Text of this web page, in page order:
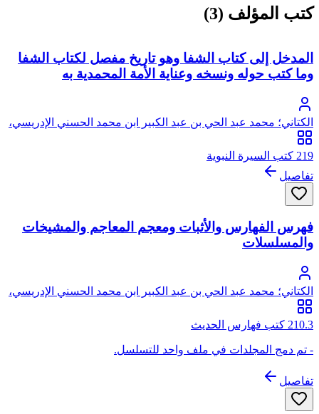
كتب المؤلف (3)
المدخل إلى كتاب الشفا وهو تاريخ مفصل لكتاب الشفا
وما كتب حوله ونسخه وعناية الأمة المحمدية به
الكتاني؛ محمد عبد الحي بن عبد الكبير ابن محمد الحسني الإدريسي،
المعروف بعبد الحي الكتاني
219 كتب السيرة النبوية
تفاصيل
فهرس الفهارس والأثبات ومعجم المعاجم والمشيخات
والمسلسلات
الكتاني؛ محمد عبد الحي بن عبد الكبير ابن محمد الحسني الإدريسي،
المعروف بعبد الحي الكتاني
210.3 كتب فهارس الحديث
- تم دمج المجلدات في ملف واحد للتسلسل.
تفاصيل